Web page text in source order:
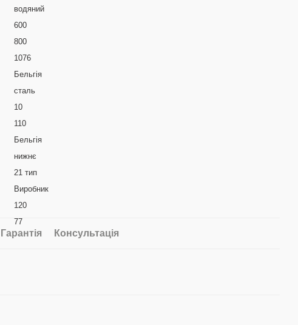
водяний
600
800
1076
Бельгія
сталь
10
110
Бельгія
нижнє
21 тип
Виробник
120
77
Гарантія Консультація